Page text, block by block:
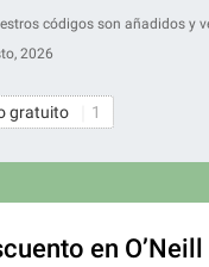
códigos son añadidos y
2026
gratuito 1
en